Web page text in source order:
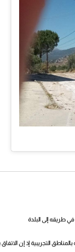
طريقه إلى البلدة
التجريبية إذ إن